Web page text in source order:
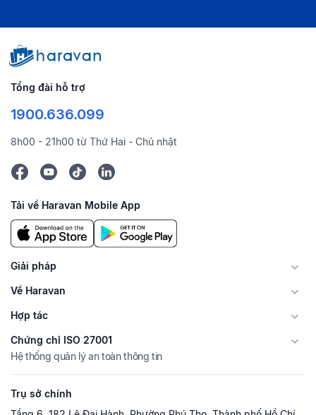
Tổng đài hỗ trợ
1900.636.099
8h00 - 21h00 từ Thứ Hai - Chủ nhật
Tải về Haravan Mobile App
Giải pháp
Về Haravan
Hợp tác
Chứng chỉ ISO 27001
Hệ thống quản lý an toàn thông tin
Trụ sở chính